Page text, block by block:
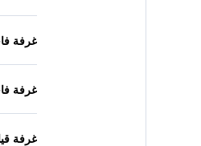
غرفة فاخرة، 1
غرفة فاخرة، 2 من
غرفة قياسية، 2